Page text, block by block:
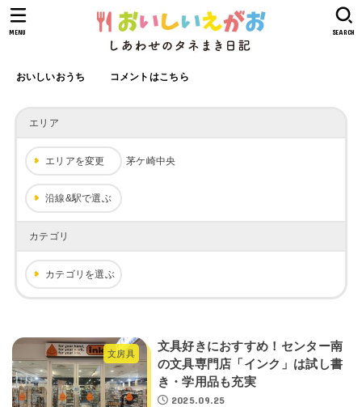
おいしいおうち コメントはこちら
SEARCH
MENU
エリア
エリアを変更 茅ケ崎中央
沿線&駅で選ぶ
カテゴリ
カテゴリを選ぶ
文房具
文具好きにおすすめ！センター南
の文具専門店「インク」は試し書
き・学用品も充実
2025.09.25